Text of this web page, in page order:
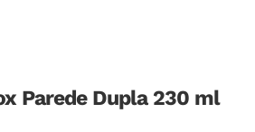
Parede Dupla 230 ml